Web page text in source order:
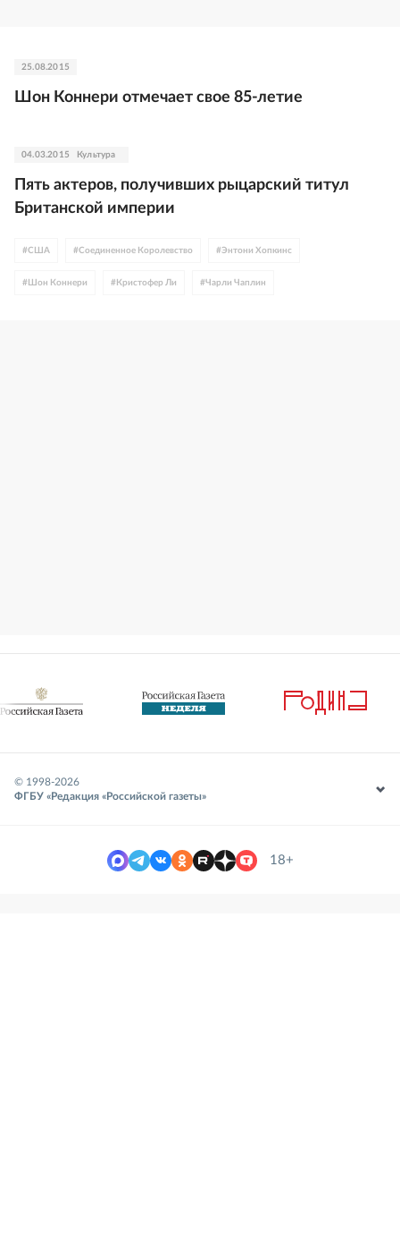
25.08.2015
Шон Коннери отмечает свое 85-летие
04.03.2015 Культура
Пять актеров, получивших рыцарский титул
Британской империи
#США #Соединенное Королевство #Энтони Хопкинс
# Шон Коннери # Кристофер Ли #Чарли Чаплин
© 1998-2026
ФГБУ «Редакция «Российской газеты»
18+